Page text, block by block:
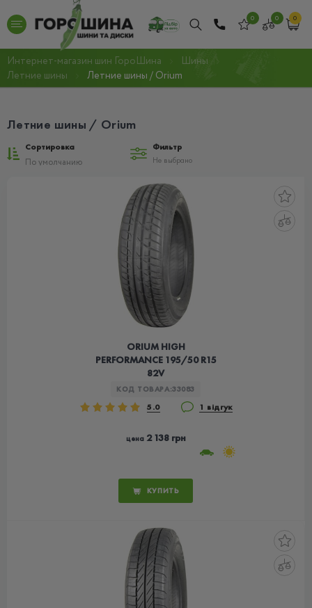
0 0 0
Интернет-магазин шин ГороШина
Шины
Летние шины
Летние шины / Orium
Летние шины / Orium
Сортировка
Фильтр
Не выбрано
ORIUM HIGH
PERFORMANCE 195/50 R15
82V
КОД ТОВАРА:33083
5.0 1 відгук
цена2 138 грн
КУПИТЬ